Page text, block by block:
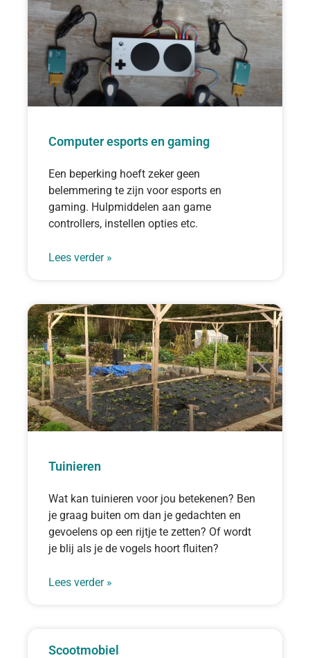
Computer esports en gaming
Een beperking hoeft zeker geen
belemmering te zijn voor esports en
gaming. Hulpmiddelen aan game
controllers, instellen opties etc.
Lees verder »
Tuinieren
Wat kan tuinieren voor jou betekenen? Ben
je graag buiten om dan je gedachten en
gevoelens op een rijtje te zetten? Of wordt
je blij als je de vogels hoort fluiten?
Lees verder »
Scootmobiel